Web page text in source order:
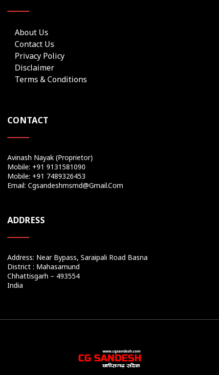
About Us
Contact Us
Privacy Policy
Disclaimer
Terms & Conditions
CONTACT
Avinash Nayak (Proprietor)
Mobile: +91 9131581090
Mobile: +91 7489326453
Email: Cgsandeshmsmd@gmail.com
ADDRESS
Address: Near Bypass, Saraipali Road Basna
District : Mahasamund
Chhattisgarh – 493554
India